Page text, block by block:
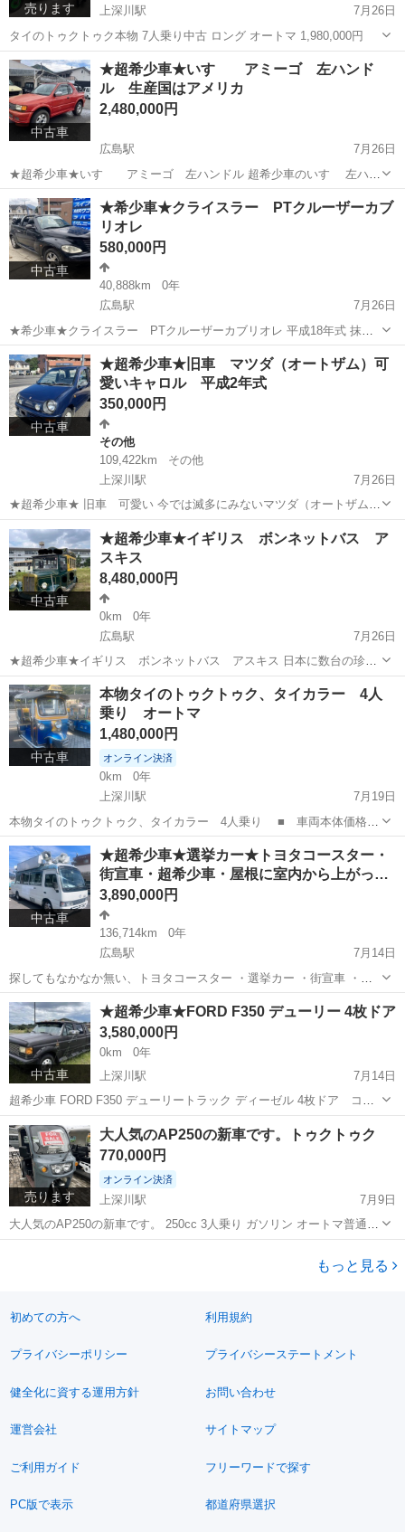
売ります 上深川駅
7月26日
タイのトゥクトゥク本物 7人乗り中古 ロング オートマ 1,980,000円
広島 広島市 上深川駅 その他 トゥクトゥク
中古車
★超希少車★いすゞ アミーゴ 左ハンド
ル 生産国はアメリカ
2,480,000円
広島駅
7月26日
★超希少車★いすゞ アミーゴ 左ハンドル 超希少車のいすゞ 左ハン
ドル アミーゴ AT 5人乗り 生産国アメリカ サンルーフ付き 後ろは幌で
オープンになります。 長さ425 幅181 高さ170 エンジンV6 316...
広島 広島市 広島駅 その他
中古車
★希少車★クライスラー PTクルーザーカブ
リオレ
580,000円
40,888km
0年
広島駅
7月26日
★希少車★クライスラー PTクルーザーカブリオレ 平成18年式 抹消
済み 車検用書類有ります。 リミテッド2.4L 左ハンドル カブリオレ
バッテリー新品つけました。 ボンネットとフロントフェンダーがなぜ
か塗装死...
広島 広島市 広島駅 その他 カブリオレ
中古車
★超希少車★旧車 マツダ（オートザム）可
愛いキャロル 平成2年式
350,000円
その他
109,422km
その他
上深川駅
7月26日
★超希少車★ 旧車 可愛い 今では滅多にみないマツダ（オートザム）
キャロルです。 平成2年式 オートマ 走行距離109422キロ タイミング
ベルトは9万キロで交換済み エンジンはかかります。 30年以上前の貴
重な車です...
広島 広島市 上深川駅 その他 オートザム
中古車
★超希少車★イギリス ボンネットバス ア
スキス
8,480,000円
0km
0年
広島駅
7月26日
★超希少車★イギリス ボンネットバス アスキス 日本に数台の珍し
いバスになります。 右ハンドル ５速ミッション V6 3000CC クーラー
付き１０人乗り ３ナンバー抹消 車検用抹消書類あります。 走行６１
３９...
広島 広島市 広島駅 その他 希少
中古車
本物タイのトゥクトゥク、タイカラー 4人
乗り オートマ
1,480,000円
オンライン決済
0km
0年
上深川駅
7月19日
本物タイのトゥクトゥク、タイカラー 4人乗り ■ 車両本体価格：
148万円 ■ メーカー名：トゥクトゥク ■ 車種名：エキスパーティス
■ 排気量：ガソリン660c c ■ ミッション： オートマ ■ サイド
バンパー...
広島 広島市 上深川駅 その他 トゥクトゥク
中古車
★超希少車★選挙カー★トヨタコースター・
街宣車・超希少車・屋根に室内から上がっ…
3,890,000円
136,714km
0年
広島駅
7月14日
探してもなかなか無い、トヨタコースター ・選挙カー ・街宣車 ・バ
ンライフ やキャンピングカーに！お洒落です。 リヤは船みたい。 室
内からルーフに上がって演説や日向ぼっこができます、リヤはボート
みたいになってて後ろにも立...
広島 広島市 広島駅 その他
中古車
★超希少車★FORD F350 デューリー 4枚ドア
3,580,000円
0km
0年
上深川駅
7月14日
超希少車 FORD F350 デューリートラック ディーゼル 4枚ドア コラ
ムオートマ ５人乗り 1991年式 ディーゼル 7.3L 長さ632 幅240 高
さ186 走行距離74057マイル 重量2890キ...
広島 広島市 上深川駅 その他 デューリー
売ります
大人気のAP250の新車です。トゥクトゥク
770,000円
オンライン決済
上深川駅
7月9日
大人気のAP250の新車です。 250cc 3人乗り ガソリン オートマ普通免
許で乗れます。 車検も車庫証明も必要ありません。 一台の値段です。
車体価格:770,000円TAX別 別途諸費用 ♦️試乗車あります。...もっと見る
初めての方へ 利用規約
プライバシーポリシー プライバシーステートメント
健全化に資する運用方針 お問い合わせ
運営会社 サイトマップ
ご利用ガイド フリーワードで探す
PC版で表示 都道府県選択